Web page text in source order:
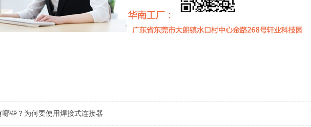
些？为何要使用焊接式连接器